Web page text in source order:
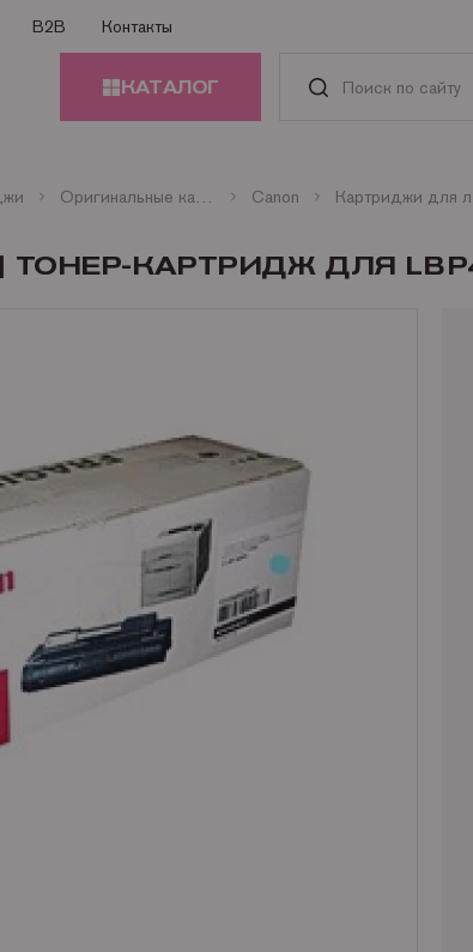
B2B Контакты
КАТАЛОГ
ПРИНАДЛЕЖНОСТИ
Оригинальные картриджи Canon
ТОНЕР-КАРТРИДЖ ДЛЯ